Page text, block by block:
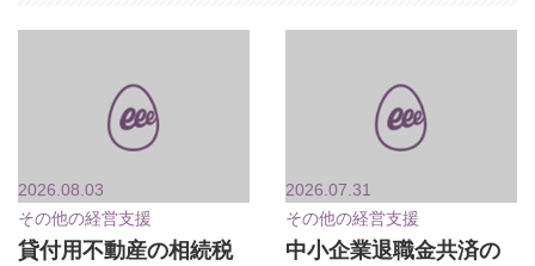
2026.08.03
その他の経営支援
貸付用不動産の相続税
2026.07.31
その他の経営支援
中小企業退職金共済の